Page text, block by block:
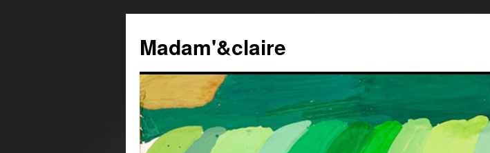
Madam'&claire